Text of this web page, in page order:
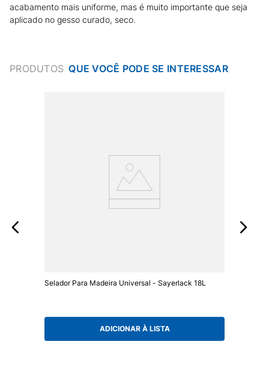
acabamento mais uniforme, mas é muito importante que seja
aplicado no gesso curado, seco.
PRODUTOS
Selador Para Madeira Universal - Sayerlack 18L
ADICIONAR À LISTA